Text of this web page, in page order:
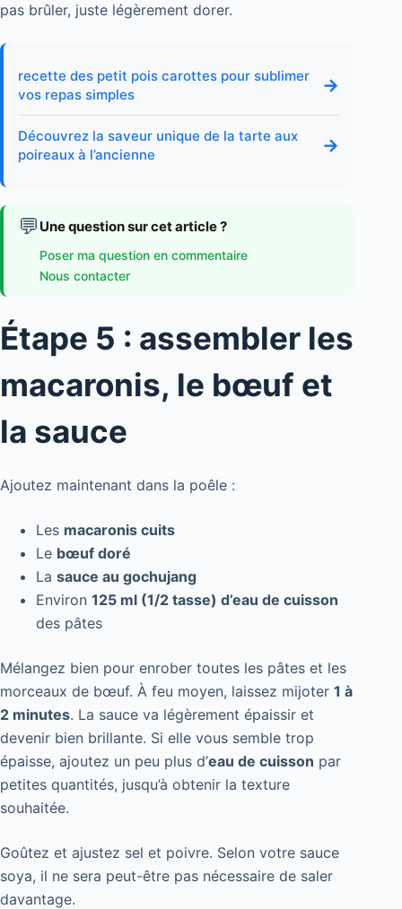
pas brûler, juste légèrement dorer.
recette des petit pois carottes pour sublimer
vos repas simples
→
Découvrez la saveur unique de la tarte aux
poireaux à l’ancienne
→
💬 Une question sur cet article ?
Poser ma question en commentaire
Nous contacter
Étape 5 : assembler les
macaronis, le bœuf et
la sauce
Ajoutez maintenant dans la poêle :
Les macaronis cuits
Le bœuf doré
La sauce au gochujang
Environ 125 ml (1/2 tasse) d’eau de cuisson
des pâtes
Mélangez bien pour enrober toutes les pâtes et les
morceaux de bœuf. À feu moyen, laissez mijoter 1 à
2 minutes. La sauce va légèrement épaissir et
devenir bien brillante. Si elle vous semble trop
épaisse, ajoutez un peu plus d’eau de cuisson par
petites quantités, jusqu’à obtenir la texture
souhaitée.
Goûtez et ajustez sel et poivre. Selon votre sauce
soya, il ne sera peut-être pas nécessaire de saler
davantage.